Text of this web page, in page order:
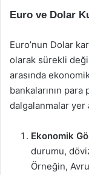
Euro ve Dolar
Euro’nun Dolar
olarak sürekli
arasında
bankalarının
dalgalanmalar yer
Ekonomik
durumu,
Örneğin,